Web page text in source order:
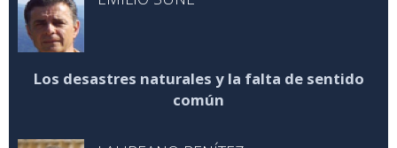
Los desastres naturales y la falta de sentido
común